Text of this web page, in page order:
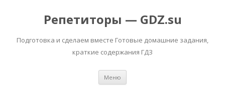
Репетиторы — GDZ.su
Подготовка и сделаем вместе Готовые домашние задания,
краткие содержания ГДЗ
Меню